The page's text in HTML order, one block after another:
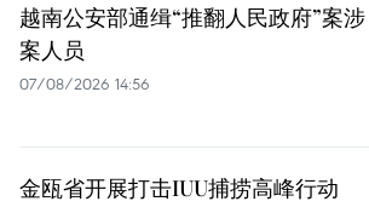
越南公安部通缉“推翻人民政府”案涉
案人员
07/08/2026 14:56
金瓯省开展打击IUU捕捞高峰行动